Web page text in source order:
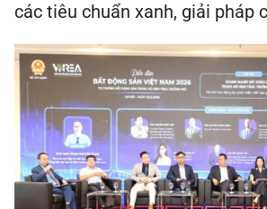
các tiêu chuẩn xanh, giải pháp